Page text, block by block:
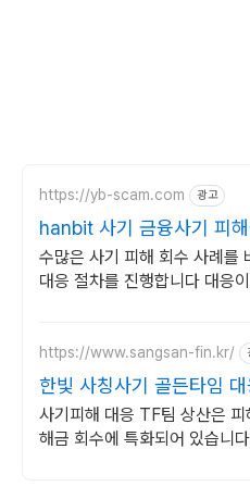
https://yb-scam.com 광고
hanbit 사기 금융사기 피해
문
수많은 사기 피해 회수 사례를
대응 절차를 진행합니다 대응
https://www.sangsan-fin.kr/
한빛 사칭사기 골든타임 대
사기피해 대응 TF팀 상산은 피
해금 회수에 특화되어 있습니